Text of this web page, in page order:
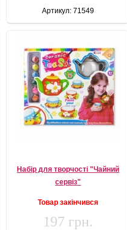
Артикул: 71549
Набір для творчості "Чайний
сервіз"
Товар закінчився
197 грн.